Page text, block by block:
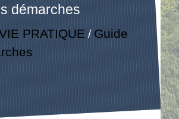
démarches
PRATIQUE / Guide